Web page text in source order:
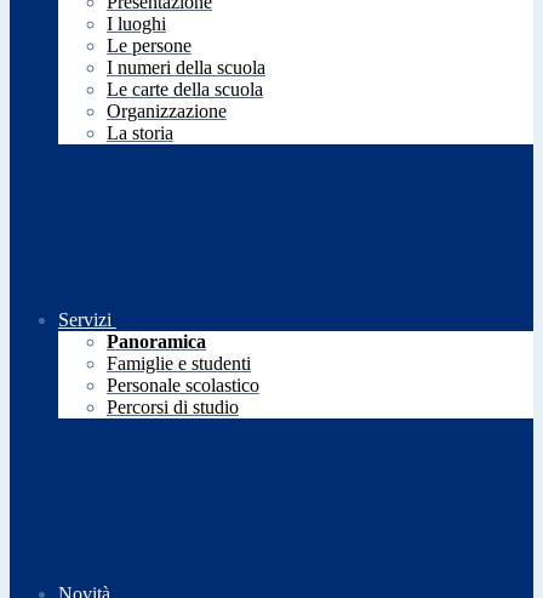
I luoghi
Le persone
I numeri della scuola
Le carte della scuola
Organizzazione
La storia
Servizi
Panoramica
Famiglie e studenti
Personale scolastico
Percorsi di studio